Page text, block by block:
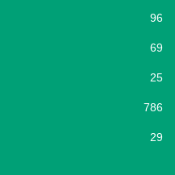
96
69
25
786
29